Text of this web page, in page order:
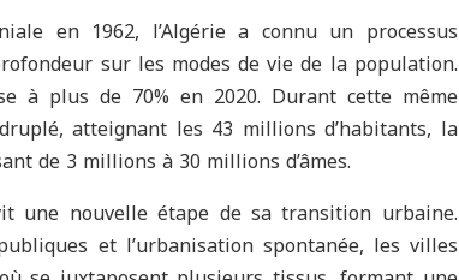
en 1962, l’Algérie a connu un processus
sur les modes de vie de la population.
à plus de 70% en 2020. Durant cette même
atteignant les 43 millions d’habitants, la
de 3 millions à 30 millions d’âmes.
une nouvelle étape de sa transition urbaine.
et l’urbanisation spontanée, les villes